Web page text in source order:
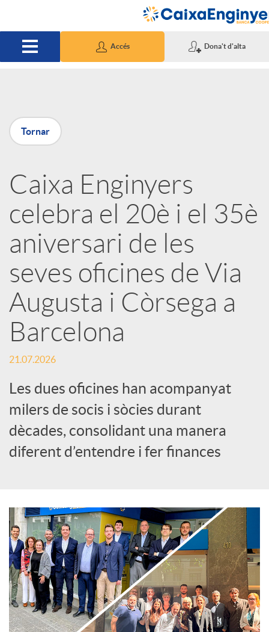
Accés Dona't d'alta
P
u
b
l
i
c
a
d
o
r
e
c
o
Tornar
Caixa Enginyers
celebra el 20è i el 35è
aniversari de les
seves oficines de Via
Augusta i Còrsega a
Barcelona
21.07.2026
Les dues oficines han acompanyat
milers de socis i sòcies durant
dècades, consolidant una manera
diferent d’entendre i fer finances